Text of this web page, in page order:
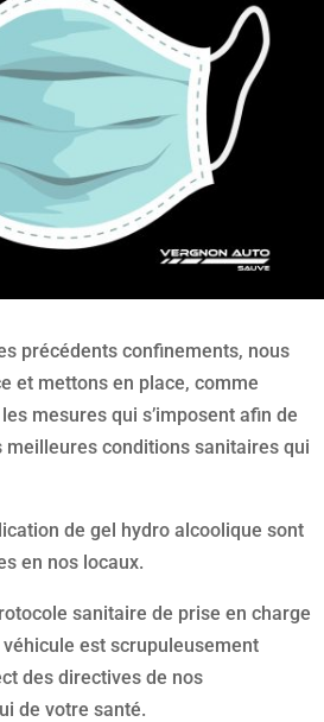
précédents confinements, nous
et mettons en place, comme
mesures qui s’imposent afin de
meilleures conditions sanitaires qui
de gel hydro alcoolique sont
en nos locaux.
sanitaire de prise en charge
est scrupuleusement
des directives de nos
de votre santé.